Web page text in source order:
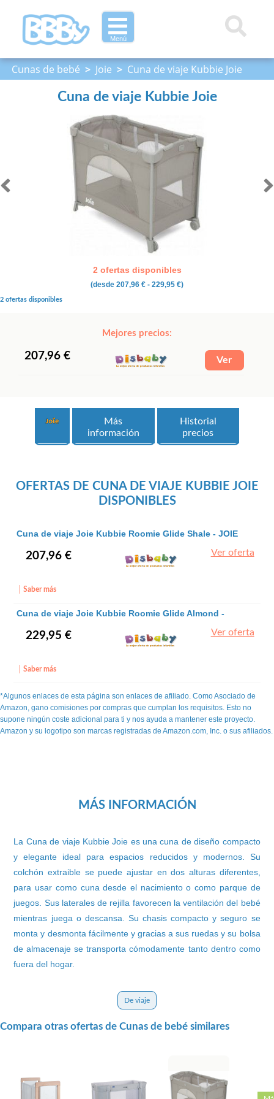
Menú
Cunas de bebé > Joie > Cuna de viaje Kubbie Joie
Cuna de viaje Kubbie Joie
2 ofertas disponibles
(desde 207,96 € - 229,95 €)
2 ofertas disponibles
Mejores precios:
207,96 €
Más
información
Historial
precios
OFERTAS DE CUNA DE VIAJE KUBBIE JOIE
DISPONIBLES
Cuna de viaje Joie Kubbie Roomie Glide Shale - JOIE
Saber más
207,96 € Ver oferta
Cuna de viaje Joie Kubbie Roomie Glide Almond -
Saber más
229,95 € Ver oferta
*Algunos enlaces de esta página son enlaces de afiliado. Como Asociado de
Amazon, gano comisiones por compras que cumplan los requisitos. Esto no
supone ningún coste adicional para ti y nos ayuda a mantener este proyecto.
Amazon y su logotipo son marcas registradas de Amazon.com, Inc. o sus afiliados.
MÁS INFORMACIÓN
La Cuna de viaje Kubbie Joie es una cuna de diseño compacto
y elegante ideal para espacios reducidos y modernos. Su
colchón extraible se puede ajustar en dos alturas diferentes,
para usar como cuna desde el nacimiento o como parque de
juegos. Sus laterales de rejilla favorecen la ventilación del bebé
mientras juega o descansa. Su chasis compacto y seguro se
monta y desmonta fácilmente y gracias a sus ruedas y su bolsa
de almacenaje se transporta cómodamente tanto dentro como
fuera del hogar.
De viaje
Compara otras ofertas de Cunas de bebé similares